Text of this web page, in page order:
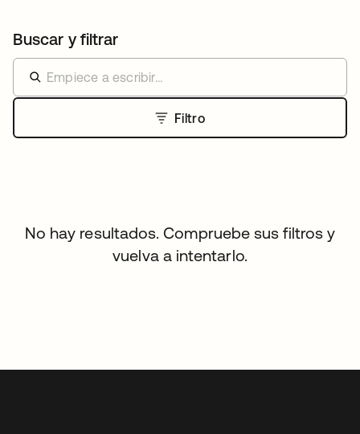
Buscar y filtrar
Filtro
No hay resultados. Compruebe sus filtros y
vuelva a intentarlo.